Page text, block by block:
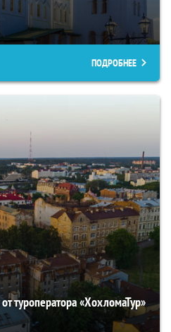
ПОДРОБНЕЕ
туроператора «ХохломаТур»